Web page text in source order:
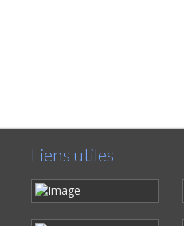
Liens utiles